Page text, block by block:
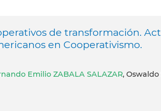
de transformación.
en Cooperativismo.
Emilio ZABALA SALAZAR, Oswaldo